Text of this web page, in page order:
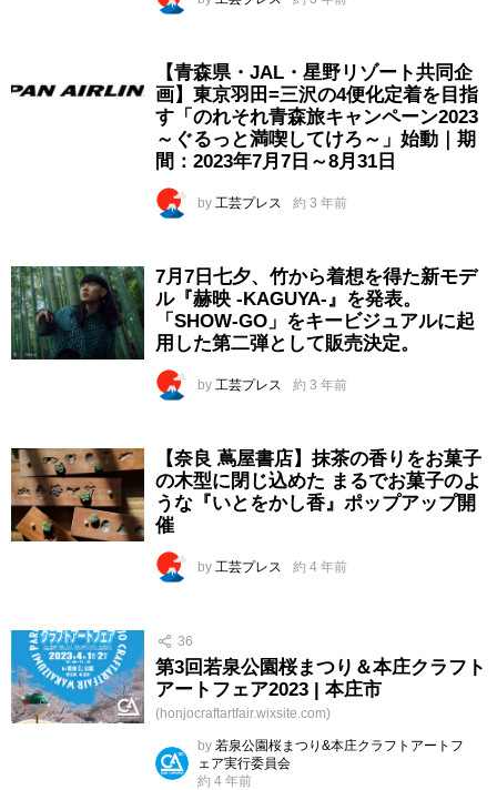
【青森県・JAL・星野リゾート共同企
画】東京羽田=三沢の4便化定着を目指
す「のれそれ青森旅キャンペーン2023
～ぐるっと満喫してけろ～」始動｜期
間：2023年7月7日～8月31日
by 工芸プレス 約 3 年前
7月7日七夕、竹から着想を得た新モデ
ル『赫映 -KAGUYA-』を発表。
「SHOW-GO」をキービジュアルに起
用した第二弾として販売決定。
by 工芸プレス 約 3 年前
【奈良 蔦屋書店】抹茶の香りをお菓子
の木型に閉じ込めた まるでお菓子のよ
うな『いとをかし香』ポップアップ開
催
by 工芸プレス 約 4 年前
36
第3回若泉公園桜まつり＆本庄クラフト
アートフェア2023 | 本庄市
(honjocraftartfair.wixsite.com)
by 若泉公園桜まつり&本庄クラフトアートフ
ェア実行委員会
約 4 年前